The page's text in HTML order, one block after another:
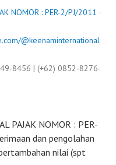
NOMOR : PER-2/PJ/2011 ·
@keenaminternational
8456 | (+62) 0852-8276-
PAJAK NOMOR : PER-
dan pengolahan
nilai (spt